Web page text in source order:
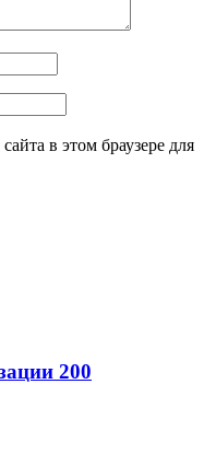
в этом браузере для
200